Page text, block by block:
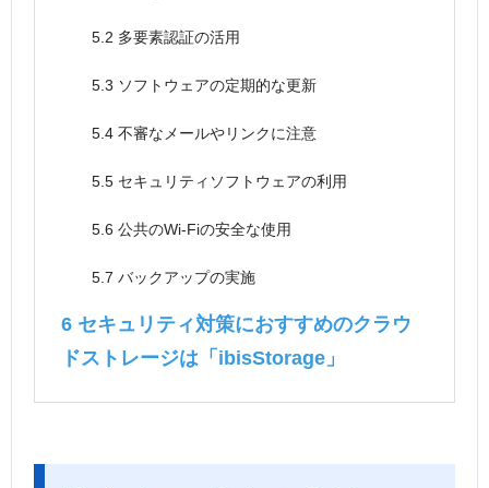
5.2 多要素認証の活用
5.3 ソフトウェアの定期的な更新
5.4 不審なメールやリンクに注意
5.5 セキュリティソフトウェアの利用
5.6 公共のWi-Fiの安全な使用
5.7 バックアップの実施
6 セキュリティ対策におすすめのクラウ
ドストレージは「ibisStorage」